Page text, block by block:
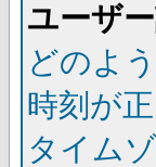
ユーザ
どのよ
時刻が
タイム